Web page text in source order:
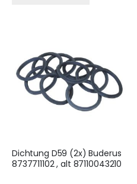
Dichtung D59 (2x) Buderus
8737711102 , alt 87110043210